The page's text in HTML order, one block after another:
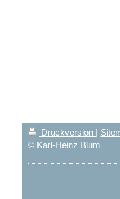
Druckversion |
© Karl-Heinz Blum